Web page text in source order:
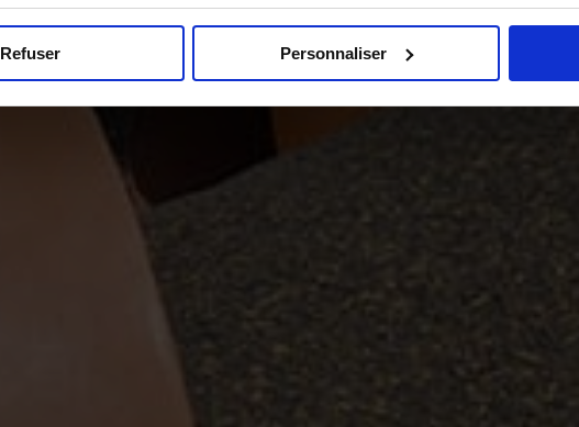
Refuser Personnaliser